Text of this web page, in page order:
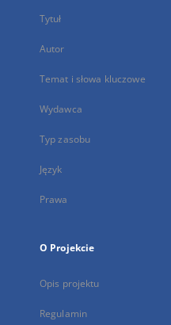
Tytuł
Autor
Temat i słowa kluczowe
Wydawca
Typ zasobu
Język
Prawa
O Projekcie
Opis projektu
Regulamin